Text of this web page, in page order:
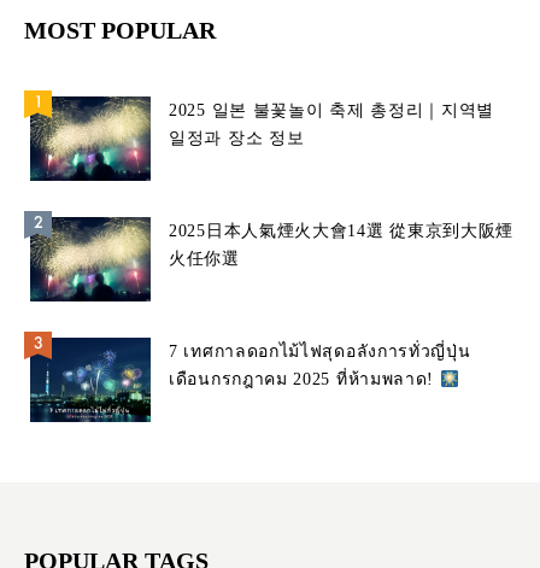
MOST POPULAR
2025 일본 불꽃놀이 축제 총정리｜지역별
일정과 장소 정보
2025日本人氣煙火大會14選 從東京到大阪煙
火任你選
7 เทศกาลดอกไม้ไฟสุดอลังการทั่วญี่ปุ่น
เดือนกรกฎาคม 2025 ที่ห้ามพลาด!
POPULAR TAGS